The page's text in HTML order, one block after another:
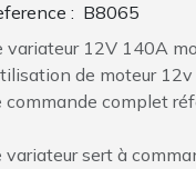
: B8065
variateur 12V 140A
de moteur
commande complet
variateur sert à